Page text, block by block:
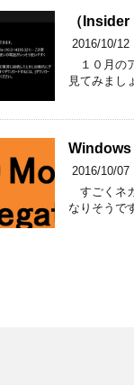
（
2016/10/12
１０月の
見てみまし
Windows
2016/10/07
すごくネ
なりそうで